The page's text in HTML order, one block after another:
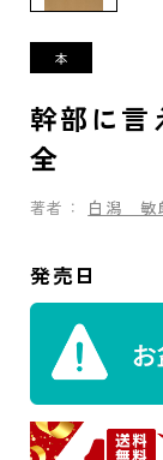
幹部に言
全
著者： 白潟 敏
発売日